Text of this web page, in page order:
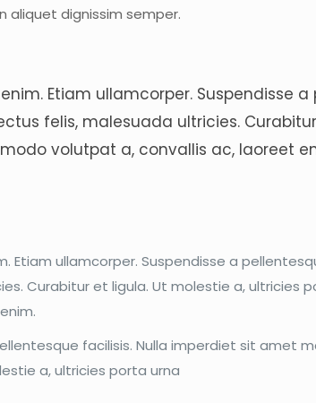
aliquet dignissim semper.
Etiam ullamcorper. Suspendisse
felis, malesuada ultricies.
volutpat a, convallis ac, laoreet
Etiam ullamcorper. Suspendisse a
Curabitur et ligula. Ut molestie a, ultricies
facilisis. Nulla imperdiet sit amet
a, ultricies porta urna